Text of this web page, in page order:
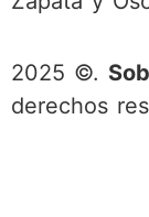
2025 ©.
derechos